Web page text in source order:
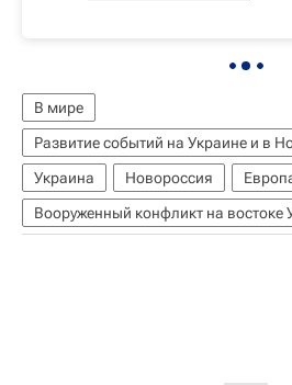
В мире
Украина
Новороссия
Вооруженный конфликт на востоке